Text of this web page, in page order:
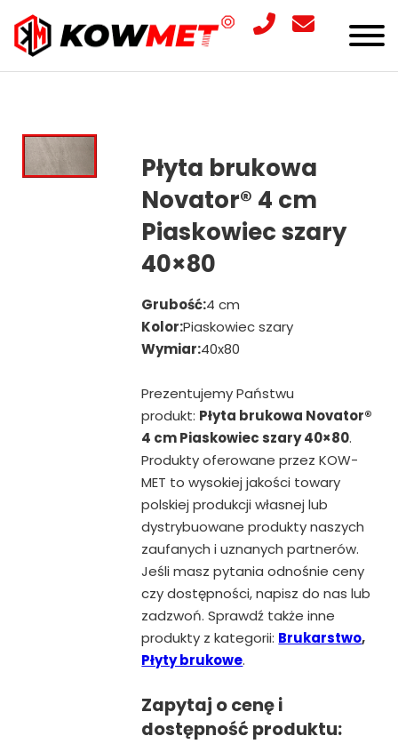
Płyta brukowa
Novator® 4 cm
Piaskowiec szary
40×80
Grubość:4 cm
Kolor:Piaskowiec szary
Wymiar:40x80
Prezentujemy Państwu
produkt: Płyta brukowa Novator®
4 cm Piaskowiec szary 40×80.
Produkty oferowane przez KOW-
MET to wysokiej jakości towary
polskiej produkcji własnej lub
dystrybuowane produkty naszych
zaufanych i uznanych partnerów.
Jeśli masz pytania odnośnie ceny
czy dostępności, napisz do nas lub
zadzwoń. Sprawdź także inne
produkty z kategorii: Brukarstwo,
Płyty brukowe.
Zapytaj o cenę i
dostępność produktu: